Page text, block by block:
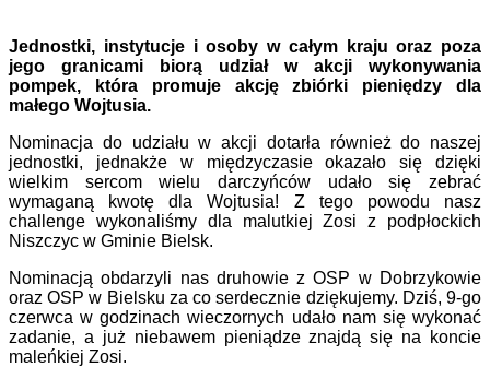
Jednostki, instytucje i osoby w całym kraju oraz poza
jego granicami biorą udział w akcji wykonywania
pompek, która promuje akcję zbiórki pieniędzy dla
małego Wojtusia.
Nominacja do udziału w akcji dotarła również do naszej
jednostki, jednakże w międzyczasie okazało się dzięki
wielkim sercom wielu darczyńców udało się zebrać
wymaganą kwotę dla Wojtusia! Z tego powodu nasz
challenge wykonaliśmy dla malutkiej Zosi z podpłockich
Niszczyc w Gminie Bielsk.
Nominacją obdarzyli nas druhowie z OSP w Dobrzykowie
oraz OSP w Bielsku za co serdecznie dziękujemy. Dziś, 9-go
czerwca w godzinach wieczornych udało nam się wykonać
zadanie, a już niebawem pieniądze znajdą się na koncie
maleńkiej Zosi.